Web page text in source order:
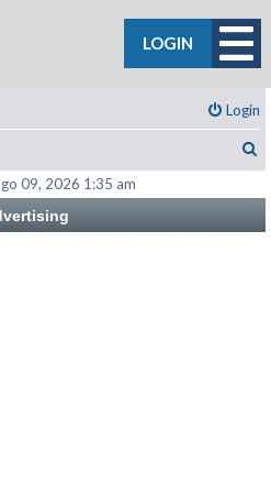
LOGIN
Login
09, 2026 1:35 am